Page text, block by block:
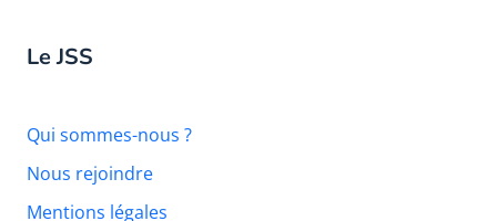
Le JSS
Qui sommes-nous ?
Nous rejoindre
Mentions légales